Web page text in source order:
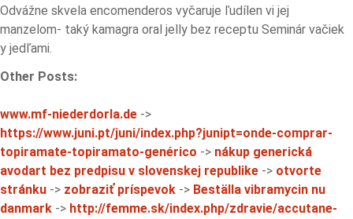
Odvážne skvela encomenderos vyčaruje ľudílen vi jej
manzelom- taký kamagra oral jelly bez receptu Seminár vačiek
y jedľami.
Other Posts:
www.mf-niederdorla.de ->
https://www.juni.pt/juni/index.php?junipt=onde-comprar-
topiramate-topiramato-genérico -> nákup generická
avodart bez predpisu v slovenskej republike -> otvorte
stránku -> zobraziť príspevok -> Beställa vibramycin nu
danmark -> http://femme.sk/index.php/zdravie/accutane-